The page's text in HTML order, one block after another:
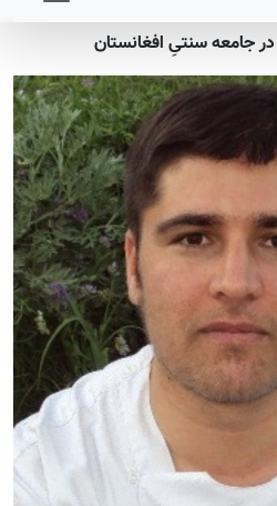
در جامعه سنتیِ افغانستان